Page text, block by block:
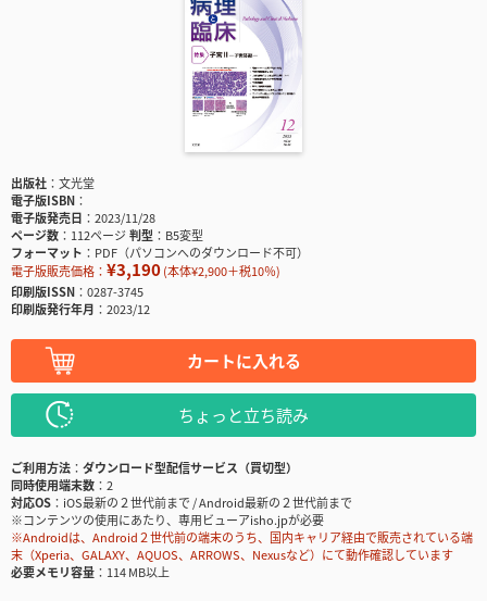
出版社
文光堂
電子版ISBN
電子版発売日
2023/11/28
ページ数
112ページ判型
B5変型
フォーマット
PDF（パソコンへのダウンロード不可）
電子版販売価格： ¥3,190(本体¥2,900＋税10％)
印刷版ISSN
0287-3745
印刷版発行年月
2023/12
カートに入れる
ちょっと立ち読み
ご利用方法
ダウンロード型配信サービス（買切型）
同時使用端末数
2
対応OS
iOS最新の２世代前まで / Android最新の２世代前まで
※コンテンツの使用にあたり、専用ビューアisho.jpが必要
※Androidは、Android２世代前の端末のうち、国内キャリア経由で販売されている端
末（Xperia、GALAXY、AQUOS、ARROWS、Nexusなど）にて動作確認しています
必要メモリ容量
114 MB以上